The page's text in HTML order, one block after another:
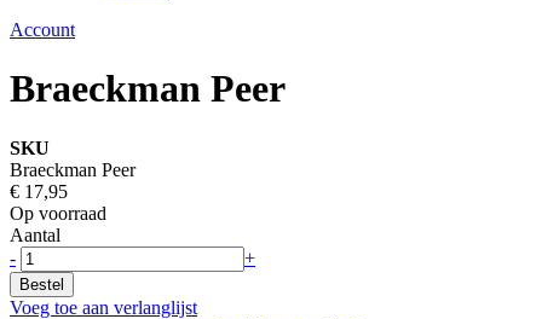
Account
Braeckman Peer
SKU
Braeckman Peer
€ 17,95
Op voorraad
Aantal
-
+
Bestel
Voeg toe aan verlanglijst